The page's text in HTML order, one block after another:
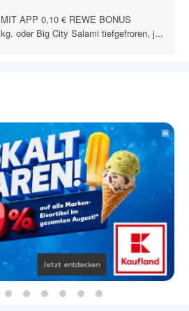
APP 0,10 € REWE BONUS
oder Big City Salami tiefgefroren, j...